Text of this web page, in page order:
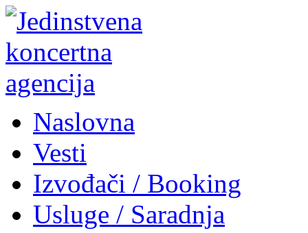
Naslovna
Vesti
Izvođači / Booking
Usluge / Saradnja